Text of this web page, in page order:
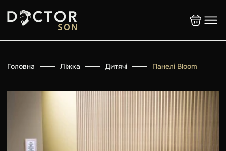
Головна Ліжка Дитячі Панелі Bloom